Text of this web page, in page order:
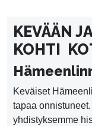
KEVÄÄN
KOHTI
Keväiset
tapaa
yhdistyksemme